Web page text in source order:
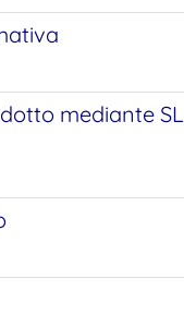
mediante